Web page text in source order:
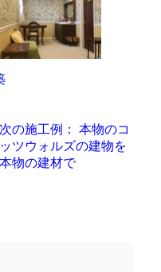
次の施工例：
本物のコ
ッツウォルズの建物を
本物の建材で